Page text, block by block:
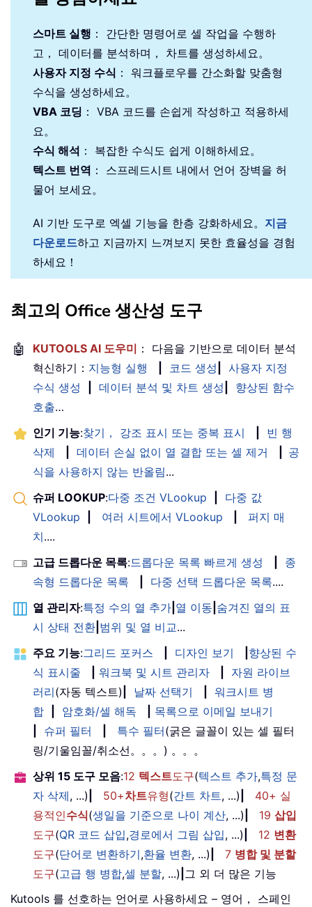
스마트 실행 ： 간단한 명령어로 셀 작업을 수행하
고， 데이터를 분석하며， 차트를 생성하세요。
사용자 지정 수식 ： 워크플로우를 간소화할 맞춤형
수식을 생성하세요。
VBA 코딩 ： VBA 코드를 손쉽게 작성하고 적용하세
요。
수식 해석 ： 복잡한 수식도 쉽게 이해하세요。
텍스트 번역 ： 스프레드시트 내에서 언어 장벽을 허
물어 보세요。
AI 기반 도구로 엑셀 기능을 한층 강화하세요。 지금
다운로드하고 지금까지 느껴보지 못한 효율성을 경험
하세요！
최고의 Office 생산성 도구
🤖 KUTOOLS AI 도우미 ： 다음을 기반으로 데이터 분석
혁신하기： 지능형 실행 코드 생성
사용자 지정
수식 생성
데이터 분석 및 차트 생성
향상된 함수
호출…
인기 기능:찾기， 강조 표시 또는 중복 표시
빈 행
삭제
데이터 손실 없이 열 결합 또는 셀 제거
공
식을 사용하지 않는 반올림...
슈퍼 LOOKUP:다중 조건 VLookup
다중 값
VLookup
여러 시트에서 VLookup
퍼지 매
치....
고급 드롭다운 목록:드롭다운 목록 빠르게 생성
종
속형 드롭다운 목록
다중 선택 드롭다운 목록....
열 관리자:특정 수의 열 추가 열 이동 숨겨진 열의 표
시 상태 전환 범위 및 열 비교...
주요 기능:그리드 포커스 디자인 보기
향상된 수
식 표시줄
워크북 및 시트 관리자
자원 라이브
러리(자동 텍스트) 날짜 선택기
워크시트 병
합
암호화/셀 해독
목록으로 이메일 보내기
슈퍼 필터 특수 필터(굵은 글꼴이 있는 셀 필터
링/기울임꼴/취소선。。。) 。。。
상위 15 도구 모음:12 텍스트도구(텍스트 추가,특정 문
자 삭제, ...) 50+차트유형(간트 차트, ...)
40+ 실
용적인수식(생일을 기준으로 나이 계산, ...) 19 삽입
도구(QR 코드 삽입,경로에서 그림 삽입, ...) 12 변환
도구(단어로 변환하기,환율 변환, ...) 7 병합 및 분할
도구(고급 행 병합,셀 분할, ...) 그 외 더 많은 기능
Kutools 를 선호하는 언어로 사용하세요 – 영어， 스페인